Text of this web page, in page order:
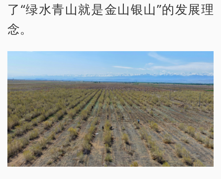
了“绿水青山就是金山银山”的发展理
念。